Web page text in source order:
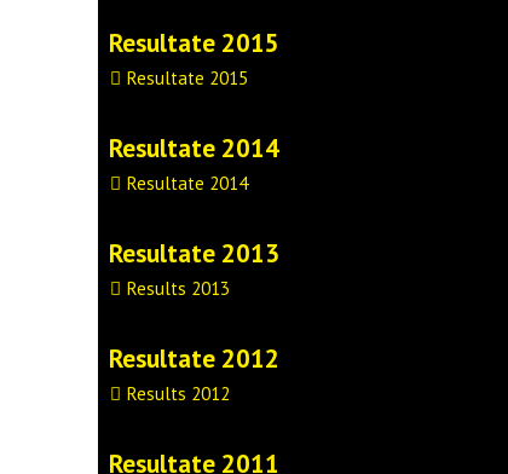
Resultate 2015
Resultate 2015
Resultate 2014
Resultate 2014
Resultate 2013
Results 2013
Resultate 2012
Results 2012
Resultate 2011